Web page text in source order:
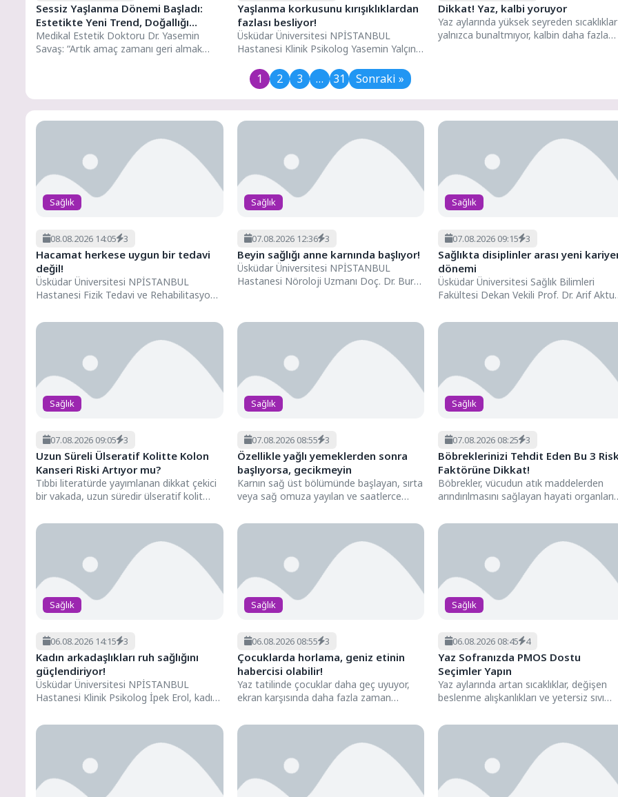
Sessiz Yaşlanma Dönemi Başladı:
Estetikte Yeni Trend, Doğallığı
Yıllarca Korumak
Medikal Estetik Doktoru Dr. Yasemin
Savaş: “Artık amaç zamanı geri almak
Yaşlanma korkusunu kırışıklıklardan
fazlası besliyor!
Üsküdar Üniversitesi NPİSTANBUL
Hastanesi Klinik Psikolog Yasemin Yalçın,
hakkında açıklamalarda
bulundu.Yaşlanma...
Dikkat! Yaz, kalbi yoruyor
Yaz aylarında yüksek seyreden sıcaklıklar
yalnızca bunaltmıyor, kalbin daha fazla
1 2 3 … 31 Sonraki »
Sağlık
08.08.2026 14:05 3
Hacamat herkese uygun bir tedavi
değil!
Üsküdar Üniversitesi NPİSTANBUL
Hastanesi Fizik Tedavi ve Rehabilitasyon
hangi...
Sağlık
07.08.2026 12:36 3
Beyin sağlığı anne karnında başlıyor!
Üsküdar Üniversitesi NPİSTANBUL
Hastanesi Nöroloji Uzmanı Doç. Dr. Burcu
Sağlık
07.08.2026 09:15 3
Sağlıkta disiplinler arası yeni
dönemi
Üsküdar Üniversitesi Sağlık Bilimleri
Fakültesi Dekan Vekili Prof. Dr. Arif
geleceğini...
Sağlık
07.08.2026 09:05 3
Uzun Süreli Ülseratif Kolitte Kolon
Kanseri Riski Artıyor mu?
Tıbbi literatürde yayımlanan dikkat çekici
bir vakada, uzun süredir ülseratif kolit
Sağlık
07.08.2026 08:55 3
Özellikle yağlı yemeklerden sonra
başlıyorsa, gecikmeyin
Karnın sağ üst bölümünde başlayan, sırta
veya sağ omuza yayılan ve saatlerce
Sağlık
07.08.2026 08:25 3
Böbreklerinizi Tehdit Eden Bu 3
Faktörüne Dikkat!
Böbrekler, vücudun atık maddelerden
arındırılmasını sağlayan hayati
tümörler ve...
Sağlık
06.08.2026 14:15 3
Kadın arkadaşlıkları ruh sağlığını
güçlendiriyor!
Üsküdar Üniversitesi NPİSTANBUL
Hastanesi Klinik Psikolog İpek Erol, kadın
etkilediği, sağlıklı...
Sağlık
06.08.2026 08:55 3
Çocuklarda horlama, geniz etinin
habercisi olabilir!
Yaz tatilinde çocuklar daha geç uyuyor,
ekran karşısında daha fazla zaman
Sağlık
06.08.2026 08:45 4
Yaz Sofranızda PMOS Dostu
Seçimler Yapın
Yaz aylarında artan sıcaklıklar, değişen
beslenme alışkanlıkları ve yetersiz sıvı
Over...